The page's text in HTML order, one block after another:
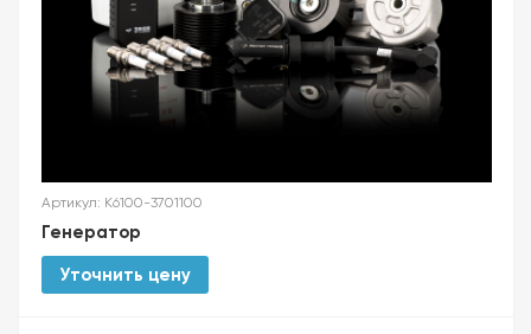
Артикул: K6100-3701100
Генератор
Уточнить цену